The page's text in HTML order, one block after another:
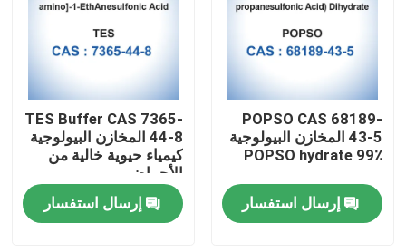
منتجات
جولة في المعمل
مراقبة الجودة
POPSO CAS 68189-
43-5 المخازن البيولوجية
POPSO hydrate 99٪
إرسال استفسار
TES Buffer CAS 7365-
44-8 المخازن البيولوجية
كيمياء حيوية خالية من
الأحماض
إرسال استفسار